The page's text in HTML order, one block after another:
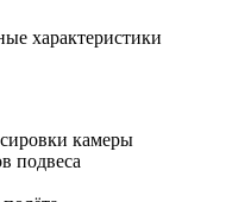
характеристики
камеры
подвеса